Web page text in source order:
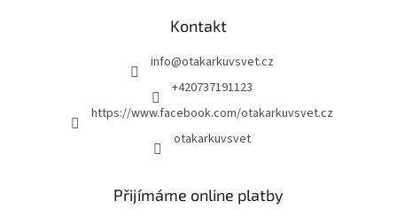
Kontakt
info@otakarkuvsvet.cz
+420737191123
https://www.facebook.com/otakarkuvsvet.cz
otakarkuvsvet
Přijímáme online platby